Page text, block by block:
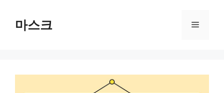
마스크 메